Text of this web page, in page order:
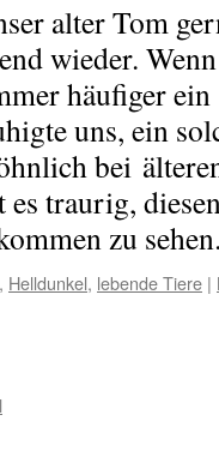
alter Tom
wieder.
häufiger
uns, ein
bei
traurig,
zu
, Helldunkel, lebende Tiere |